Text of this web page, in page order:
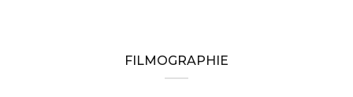
FILMOGRAPHIE